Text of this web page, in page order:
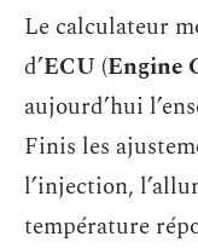
Le calculateur
d’ECU (Engine
aujourd’hui
Finis les
l’injection,
température